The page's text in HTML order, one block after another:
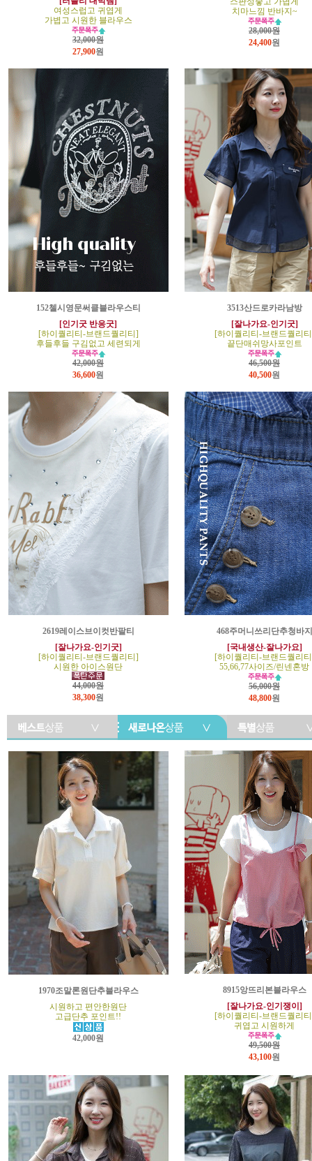
여성스럽고 귀엽게
가볍고 시원한 블라우스
32,000원
27,900원
치마느낌 반바지~
28,000원
24,400원
152첼시영문써클블라우스티
[인기굿 반응굿]
[하이퀄리티-브랜드퀄리티]
후들후들 구김없고 세련되게
42,000원
36,600원
3513산드로카라남방
[잘나가요-인기굿]
[하이퀄리티-브랜드퀄리
끝단매쉬망사포인트
46,500원
40,500원
2619레이스브이컷반팔티
[잘나가요-인기굿]
[하이퀄리티-브랜드퀄리티]
시원한 아이스원단
44,000원
38,300원
468주머니쓰리단추청바지
[국내생산-잘나가요]
[하이퀄리티-브랜드퀄리
55,66,77사이즈/린넨혼방
56,000원
48,800원
1970조말론원단추블라우스
시원하고 편안한원단
고급단추 포인트!!
42,000원
8915앙뜨리본블라우스
[잘나가요-인기쟁이]
[하이퀄리티-브랜드퀄리
귀엽고 시원하게
49,500원
43,100원